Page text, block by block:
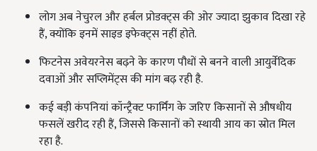
लोग अब नेचुरल और हर्बल प्रोडक्ट्स की ओर ज्यादा झुकाव दिखा रहे
हैं, क्योंकि इनमें साइड इफेक्ट्स नहीं होते.
फिटनेस अवेयरनेस बढ़ने के कारण पौधों से बनने वाली आयुर्वेदिक
दवाओं और सप्लिमेंट्स की मांग बढ़ रही है.
कई बड़ी कंपनियां कॉन्ट्रैक्ट फार्मिंग के जरिए किसानों से औषधीय
फसलें खरीद रही हैं, जिससे किसानों को स्थायी आय का स्रोत मिल
रहा है.